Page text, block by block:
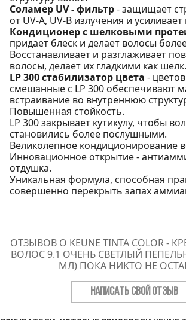
Соламер UV - фильтр- защищает
от UV-A, UV-B излучения и усиливает
Кондиционер с шелковыми
придает блеск и делает волосы
Восстанавливает и разглаживает
волосы, делает их гладкими как шелк.
LP 300 стабилизатор цвета -
смешанные с LP 300 обеспечивают
встраивание во внутреннюю
Повышенная стойкость.
LP 300 закрывает кутикулу, чтобы
становились более послушными.
Великолепное кондиционирование
Инновационное открытие -
отдушка.
Уникальная формула, способная
совершенно перекрыть запах
ОТЗЫВОВ О KEUNE TINTA COLOR -
ВОЛОС 9.1 ОЧЕНЬ СВЕТЛЫЙ
МЛ) ПОКА НИКТО НЕ
НАПИСАТЬ СВОЙ ОТЗЫВ